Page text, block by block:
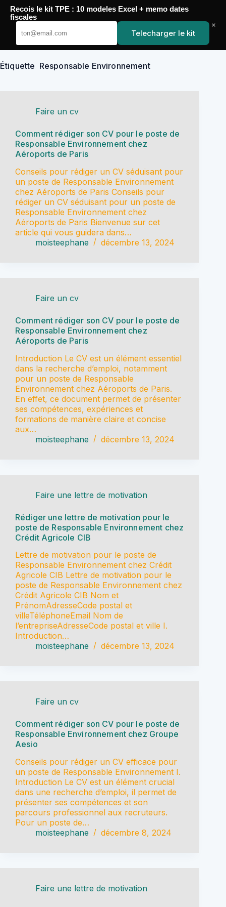
Passer
contenu
YoupiJobs
Étiquette Responsable Environnement
Faire un cv
Comment rédiger son CV pour le poste de
Responsable Environnement chez
Aéroports de Paris
Conseils pour rédiger un CV séduisant pour
un poste de Responsable Environnement
chez Aéroports de Paris Conseils pour
rédiger un CV séduisant pour un poste de
Responsable Environnement chez
Aéroports de Paris Bienvenue sur cet
article qui vous guidera dans…
moisteephane
décembre 13, 2024
Faire un cv
Comment rédiger son CV pour le poste de
Responsable Environnement chez
Aéroports de Paris
Introduction Le CV est un élément essentiel
dans la recherche d’emploi, notamment
pour un poste de Responsable
Environnement chez Aéroports de Paris.
En effet, ce document permet de présenter
ses compétences, expériences et
formations de manière claire et concise
aux…
moisteephane
décembre 13, 2024
Faire une lettre de motivation
Rédiger une lettre de motivation pour le
poste de Responsable Environnement chez
Crédit Agricole CIB
Lettre de motivation pour le poste de
Responsable Environnement chez Crédit
Agricole CIB Lettre de motivation pour le
poste de Responsable Environnement chez
Crédit Agricole CIB Nom et
PrénomAdresseCode postal et
villeTéléphoneEmail Nom de
l’entrepriseAdresseCode postal et ville I.
Introduction…
moisteephane
décembre 13, 2024
Faire un cv
Comment rédiger son CV pour le poste de
Responsable Environnement chez Groupe
Aesio
Conseils pour rédiger un CV efficace pour
un poste de Responsable Environnement I.
Introduction Le CV est un élément crucial
dans une recherche d’emploi, il permet de
présenter ses compétences et son
parcours professionnel aux recruteurs.
Pour un poste de…
moisteephane
décembre 8, 2024
Faire une lettre de motivation
Recois le kit TPE : 10 modeles Excel + memo dates
fiscales
Telecharger le kit
×